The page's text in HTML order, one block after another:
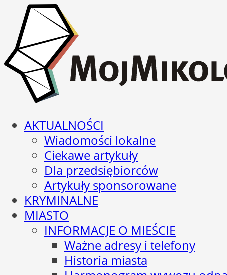
AKTUALNOŚCI
Wiadomości lokalne
Ciekawe artykuły
Dla przedsiębiorców
Artykuły sponsorowane
KRYMINALNE
MIASTO
INFORMACJE O MIEŚCIE
Ważne adresy i telefony
Historia miasta